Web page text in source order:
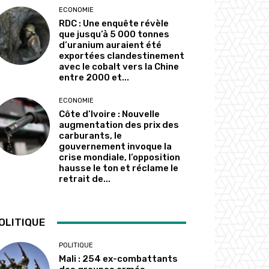
ECONOMIE
RDC : Une enquête révèle
que jusqu’à 5 000 tonnes
d’uranium auraient été
exportées clandestinement
avec le cobalt vers la Chine
entre 2000 et...
ECONOMIE
Côte d’Ivoire : Nouvelle
augmentation des prix des
carburants, le
gouvernement invoque la
crise mondiale, l’opposition
hausse le ton et réclame le
retrait de...
POLITIQUE
Mali : 254 ex-combattants